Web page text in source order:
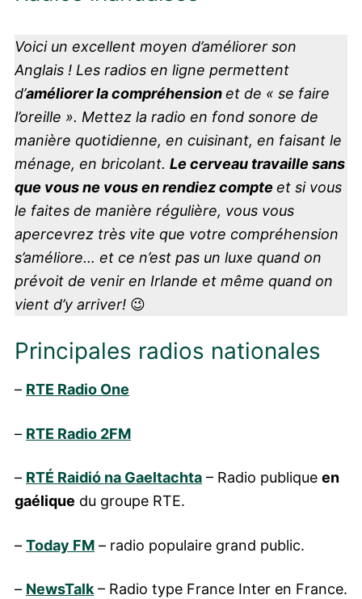
Voici un excellent moyen d’améliorer son
Anglais ! Les radios en ligne permettent
d’améliorer la compréhensionet de « se faire
l’oreille ». Mettez la radio en fond sonore de
manière quotidienne, en cuisinant, en faisant le
ménage, en bricolant. Le cerveau travaille sans
que vous ne vous en rendiez compte et si vous
le faites de manière régulière, vous vous
apercevrez très vite que votre compréhension
s’améliore… et ce n’est pas un luxe quand on
prévoit de venir en Irlande et même quand on
vient d’y arriver! 😉
Principales radios nationales
– RTE Radio One
– RTE Radio 2FM
– RTÉ Raidió na Gaeltachta – Radio publique en
gaélique du groupe RTE.
– Today FM – radio populaire grand public.
– NewsTalk– Radio type France Inter en France.